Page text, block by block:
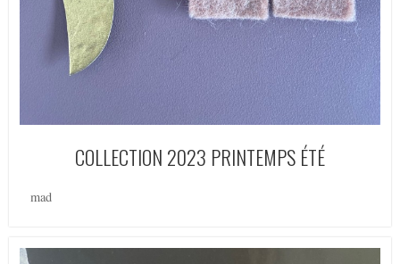
COLLECTION 2023 PRINTEMPS ÉTÉ
mad